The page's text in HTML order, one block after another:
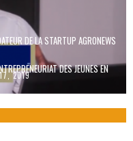
DE LA STARTUP AGRONEWS
2019
DES JEUNES EN